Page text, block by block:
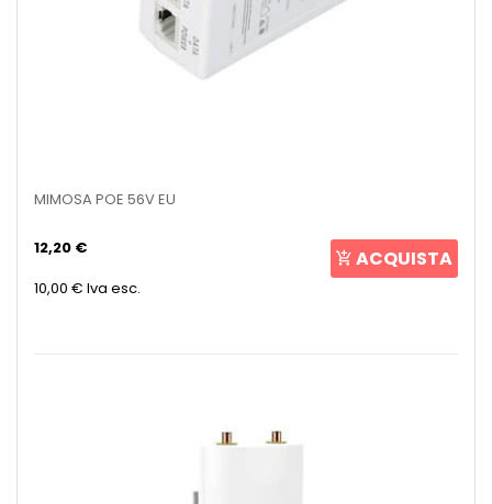
MIMOSA POE 56V EU
12,20 €
10,00 € Iva esc.
ACQUISTA